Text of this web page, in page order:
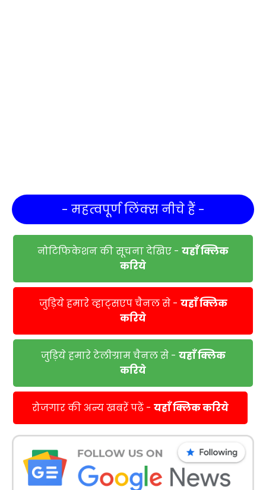
- महत्वपूर्ण लिंक्स नीचे हैं -
नोटिफिकेशन की सूचना देखिए - यहाँ क्लिक
करिये
जुड़िये हमारे व्हाट्सएप चैनल से - यहाँ क्लिक
करिये
जुड़िये हमारे टेलीग्राम चैनल से - यहाँ क्लिक
करिये
रोजगार की अन्य खबरें पढें - यहाँ क्लिक करिये